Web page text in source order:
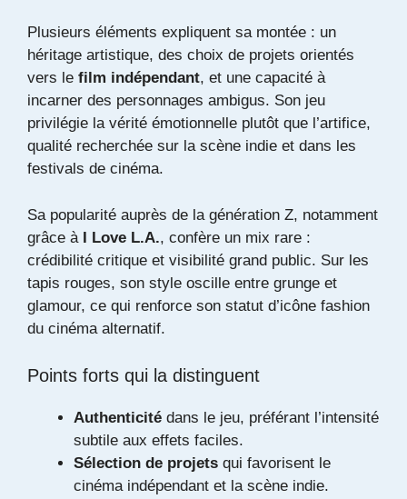
Plusieurs éléments expliquent sa montée : un
héritage artistique, des choix de projets orientés
vers le film indépendant, et une capacité à
incarner des personnages ambigus. Son jeu
privilégie la vérité émotionnelle plutôt que l’artifice,
qualité recherchée sur la scène indie et dans les
festivals de cinéma.
Sa popularité auprès de la génération Z, notamment
grâce à I Love L.A., confère un mix rare :
crédibilité critique et visibilité grand public. Sur les
tapis rouges, son style oscille entre grunge et
glamour, ce qui renforce son statut d’icône fashion
du cinéma alternatif.
Points forts qui la distinguent
Authenticité dans le jeu, préférant l’intensité
subtile aux effets faciles.
Sélection de projets qui favorisent le
cinéma indépendant et la scène indie.